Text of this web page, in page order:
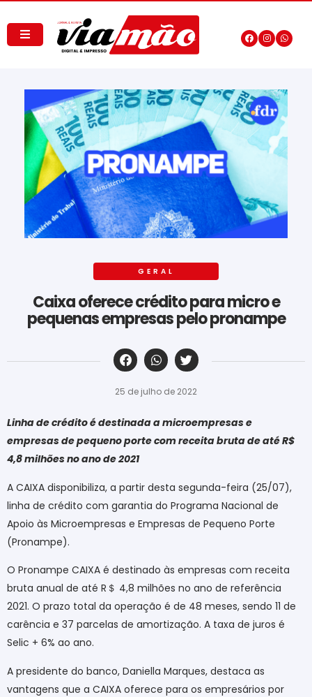
GERAL
Caixa oferece crédito para micro e
pequenas empresas pelo pronampe
‎ ‎ ‎ ‎ ‎ ‎ ‎ ‎ ‎ ‎ ‎ ‎ ‎ ‎ ‎ ‎ ‎ ‎ ‎ ‎ ‎ ‎ ‎ ‎ ‎ ‎ ‎ ‎ ‎ ‎ ‎
25 de julho de 2022
Linha de crédito é destinada a microempresas e
empresas de pequeno porte com receita bruta de até R$
4,8 milhões no ano de 2021
A CAIXA disponibiliza, a partir desta segunda-feira (25/07),
linha de crédito com garantia do Programa Nacional de
Apoio às Microempresas e Empresas de Pequeno Porte
(Pronampe).
O Pronampe CAIXA é destinado às empresas com receita
bruta anual de até R ＄ 4,8 milhões no ano de referência
2021. O prazo total da operação é de 48 meses, sendo 11 de
carência e 37 parcelas de amortização. A taxa de juros é
Selic + 6% ao ano.
A presidente do banco, Daniella Marques, destaca as
vantagens que a CAIXA oferece para os empresários por